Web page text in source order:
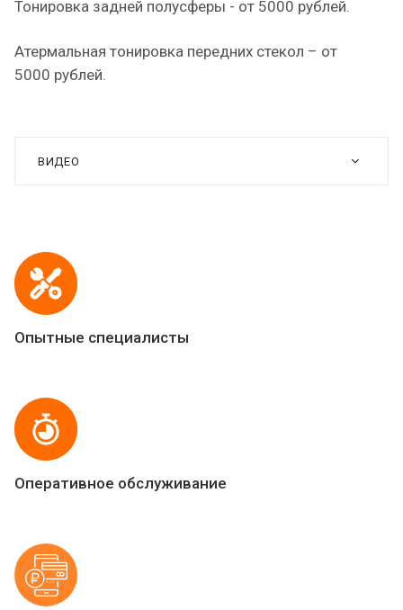
Тонировка задней полусферы - от 5000 рублей.
Атермальная тонировка передних стекол – от
5000 рублей.
ВИДЕО
Опытные специалисты
Оперативное обслуживание